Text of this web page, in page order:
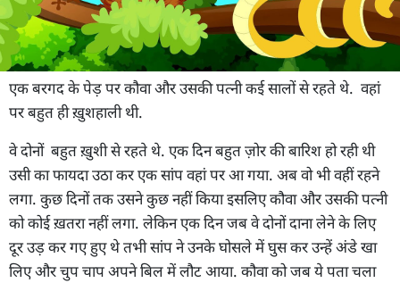
एक बरगद के पेड़ पर कौवा और उसकी पत्नी कई सालों से रहते थे. वहां
पर बहुत ही ख़ुशहाली थी.
वे दोनों बहुत ख़ुशी से रहते थे. एक दिन बहुत ज़ोर की बारिश हो रही थी
उसी का फायदा उठा कर एक सांप वहां पर आ गया. अब वो भी वहीं रहने
लगा. कुछ दिनों तक उसने कुछ नहीं किया इसलिए कौवा और उसकी पत्नी
को कोई ख़तरा नहीं लगा. लेकिन एक दिन जब वे दोनों दाना लेने के लिए
दूर उड़ कर गए हुए थे तभी सांप ने उनके घोसले में घुस कर उन्हें अंडे खा
लिए और चुप चाप अपने बिल में लौट आया. कौवा को जब ये पता चला